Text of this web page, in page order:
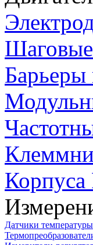
Шаговые
Барьеры
Датчики температуры